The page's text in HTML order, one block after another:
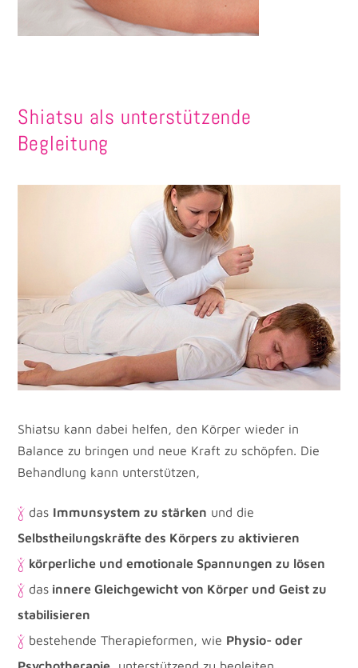
Shiatsu als unterstützende
Begleitung
Shiatsu kann dabei helfen, den Körper wieder in
Balance zu bringen und neue Kraft zu schöpfen. Die
Behandlung kann unterstützen,
das Immunsystem zu stärken und die
Selbstheilungskräfte des Körpers zu aktivieren
körperliche und emotionale Spannungen zu lösen
das innere Gleichgewicht von Körper und Geist zu
stabilisieren
bestehende Therapieformen, wie Physio- oder